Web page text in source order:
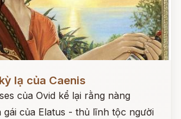
lạ của Caenis
của Ovid kể lại rằng nàng
gái của Elatus - thủ lĩnh tộc người